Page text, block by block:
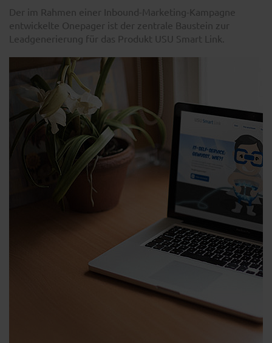
Der im Rahmen einer Inbound-Marketing-Kampagne
entwickelte Onepager ist der zentrale Baustein zur
Leadgenerierung für das Produkt USU Smart Link.